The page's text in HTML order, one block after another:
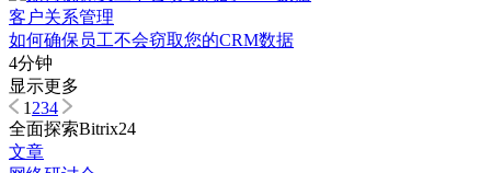
客户关系管理
如何确保员工不会窃取您的CRM数据
4分钟
显示更多
1234
全面探索Bitrix24
文章